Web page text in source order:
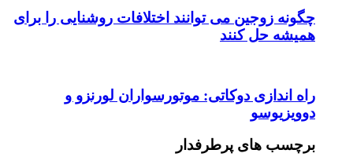
چگونه زوجین می توانند اختلافات روشنایی را برای
همیشه حل کنند
راه اندازی دوکاتی: موتورسواران لورنزو و
دوویزیوسو
برچسب های پرطرفدار